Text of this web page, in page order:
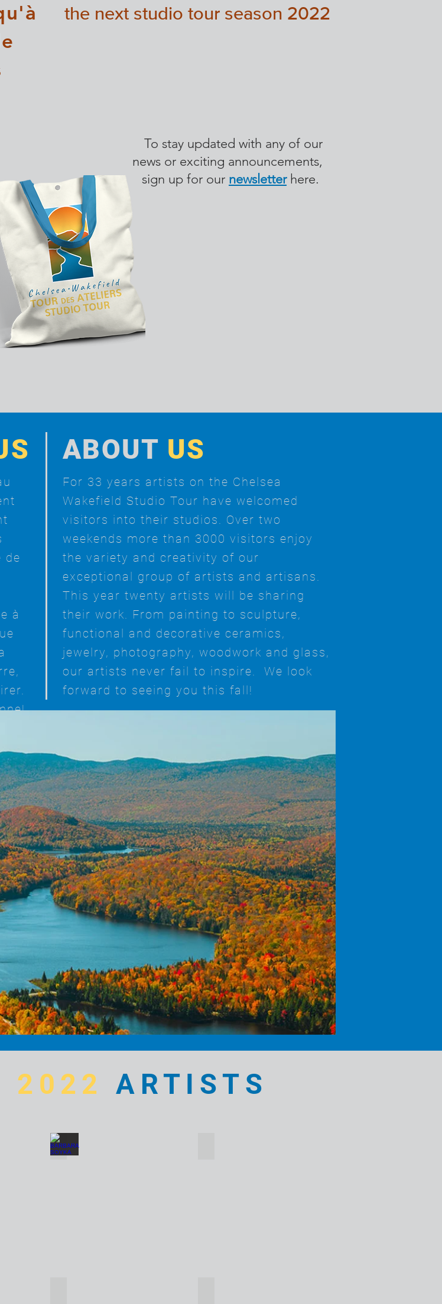
the next studio tour season 2022
To stay updated with any of our
news or exciting announcements,
sign up for our newsletter here.
de
à
ABOUT US
For 33 years artists on the Chelsea
Wakefield Studio Tour have welcomed
visitors into their studios. Over two
weekends more than 3000 visitors enjoy
the variety and creativity of our
exceptional group of artists and artisans.
This year twenty artists will be sharing
their work. From painting to sculpture,
functional and decorative ceramics,
jewelry, photography, woodwork and glass,
our artists never fail to inspire. We look
forward to seeing you this fall!
2022 ARTISTS
BARBARA SOYKA